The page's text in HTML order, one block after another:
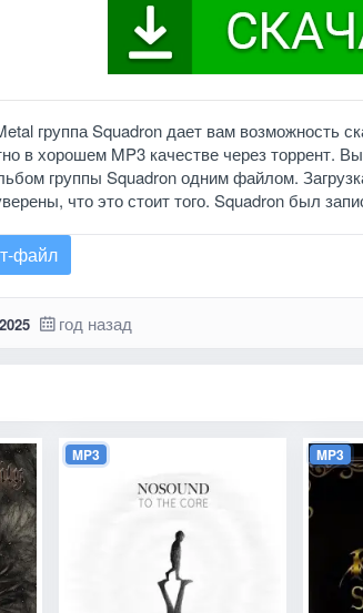
группа Squadron дает вам возможность
в хорошем MP3 качестве через торрент.
группы Squadron одним файлом.
что это стоит того. Squadron был
файл
год назад
MP3 MP3